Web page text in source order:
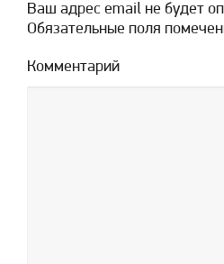
Ваш адрес email не будет
Обязательные поля
Комментарий